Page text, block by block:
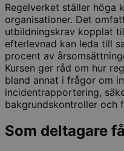
Regelverket ställer höga
organisationer. Det
utbildningskrav kopplat
efterlevnad kan leda till
procent av
Kursen ger råd om hur
bland annat i frågor om
incidentrapportering,
bakgrundskontroller och
Som deltagare